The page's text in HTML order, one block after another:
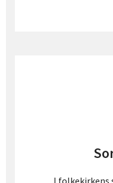
I folkekirkens